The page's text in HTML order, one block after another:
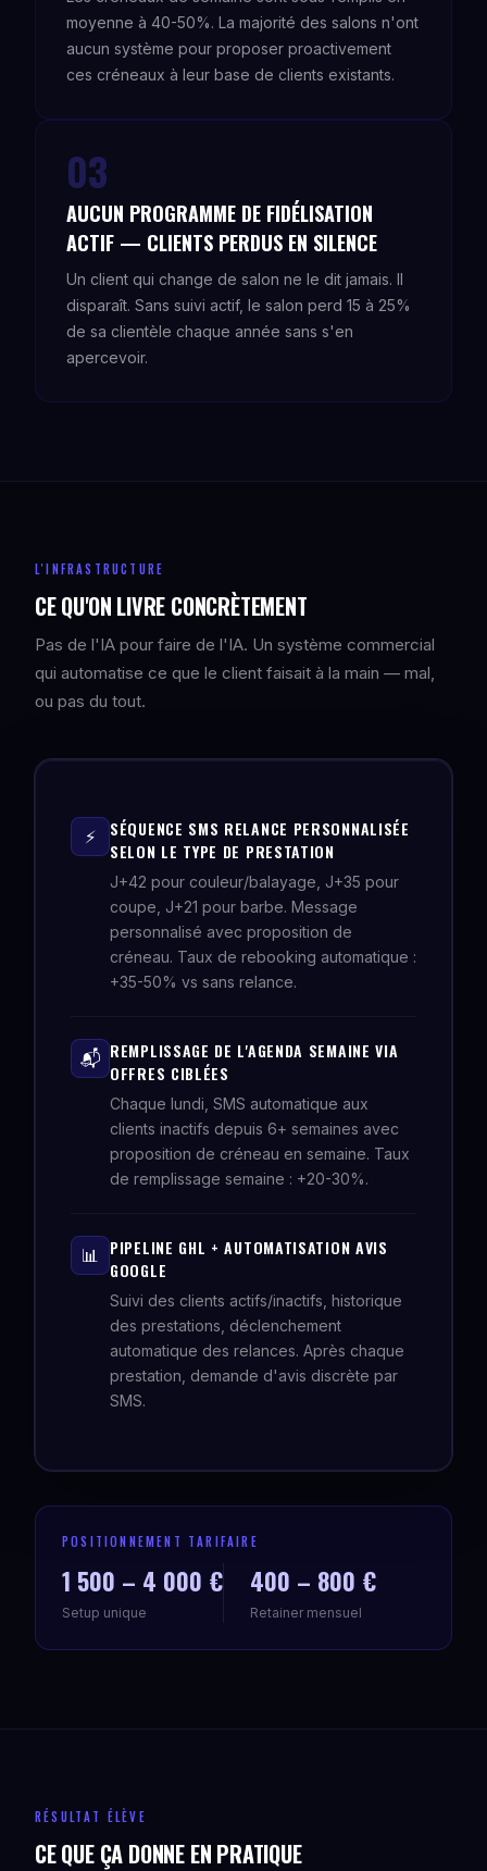
moyenne à 40-50%. La majorité des salons n'ont
aucun système pour proposer proactivement
ces créneaux à leur base de clients existants.
03
AUCUN PROGRAMME DE FIDÉLISATION
ACTIF — CLIENTS PERDUS EN SILENCE
Un client qui change de salon ne le dit jamais. Il
disparaît. Sans suivi actif, le salon perd 15 à 25%
de sa clientèle chaque année sans s'en
apercevoir.
L'INFRASTRUCTURE
CE QU'ON LIVRE CONCRÈTEMENT
Pas de l'IA pour faire de l'IA. Un système commercial
qui automatise ce que le client faisait à la main — mal,
ou pas du tout.
⚡
SÉQUENCE SMS RELANCE PERSONNALISÉE
SELON LE TYPE DE PRESTATION
J+42 pour couleur/balayage, J+35 pour
coupe, J+21 pour barbe. Message
personnalisé avec proposition de
créneau. Taux de rebooking automatique :
+35-50% vs sans relance.
📬 REMPLISSAGE DE L'AGENDA SEMAINE VIA
OFFRES CIBLÉES
Chaque lundi, SMS automatique aux
clients inactifs depuis 6+ semaines avec
proposition de créneau en semaine. Taux
de remplissage semaine : +20-30%.
📊 PIPELINE GHL + AUTOMATISATION AVIS
GOOGLE
Suivi des clients actifs/inactifs, historique
des prestations, déclenchement
automatique des relances. Après chaque
prestation, demande d'avis discrète par
SMS.
POSITIONNEMENT TARIFAIRE
1 500 – 4 000 €
Setup unique
400 – 800 €
Retainer mensuel
RÉSULTAT ÉLÈVE
CE QUE ÇA DONNE EN PRATIQUE